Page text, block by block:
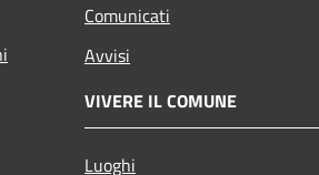
Comunicati
Avvisi
VIVERE IL COMUNE
Luoghi